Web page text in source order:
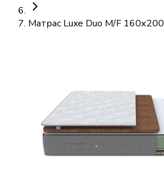
Матрас Luxe Duo M/F 160х200